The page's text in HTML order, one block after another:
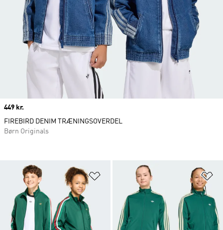
Føj til ønskeliste
Price
449 kr.
FIREBIRD DENIM TRÆNINGSOVERDEL
Børn Originals